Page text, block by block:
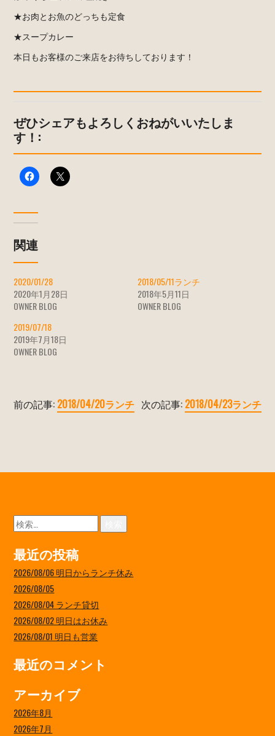
★お肉とお魚のどっちも定食
★スープカレー
本日もお客様のご来店をお待ちしております！
ぜひシェアもよろしくおねがいいたしま
す！:
関連
2020/01/28
2020年1月28日
OWNER BLOG
2018/05/11ランチ
2018年5月11日
OWNER BLOG
2019/07/18
2019年7月18日
OWNER BLOG
前の記事: 2018/04/20ランチ 次の記事: 2018/04/23ランチ
検
索:
最近の投稿
2026/08/06 明日からランチ休み
2026/08/05
2026/08/04 ランチ貸切
2026/08/02 明日はお休み
2026/08/01 明日も営業
最近のコメント
アーカイブ
2026年8月
2026年7月